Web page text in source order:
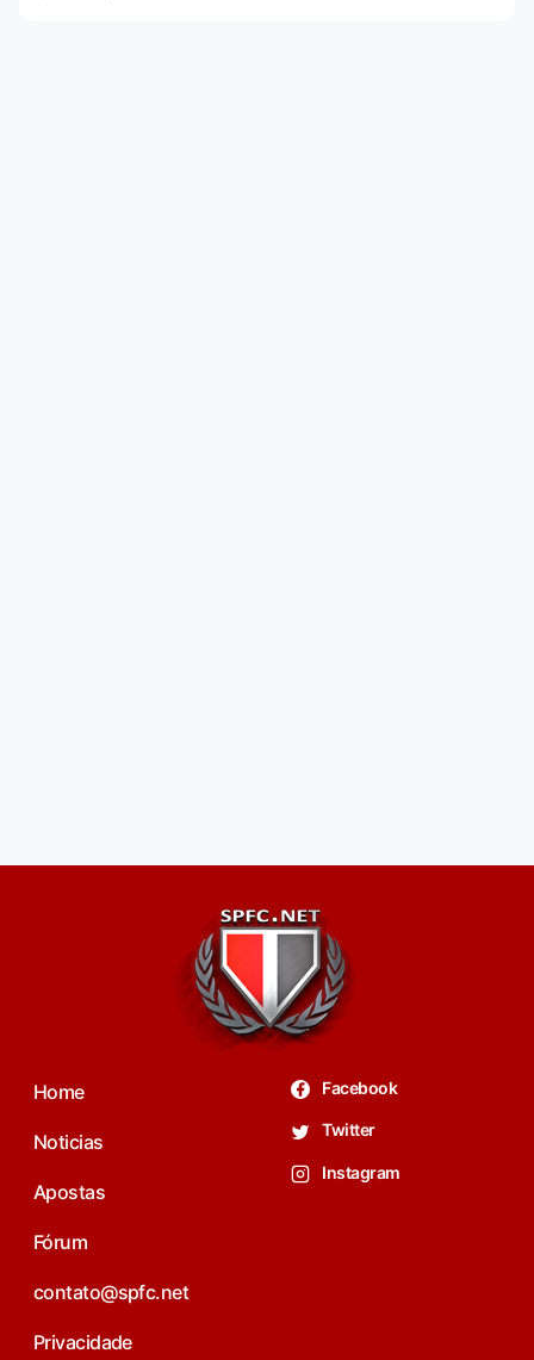
Home
Noticias
Apostas
Fórum
contato@spfc.net
Privacidade
Facebook
Twitter
Instagram